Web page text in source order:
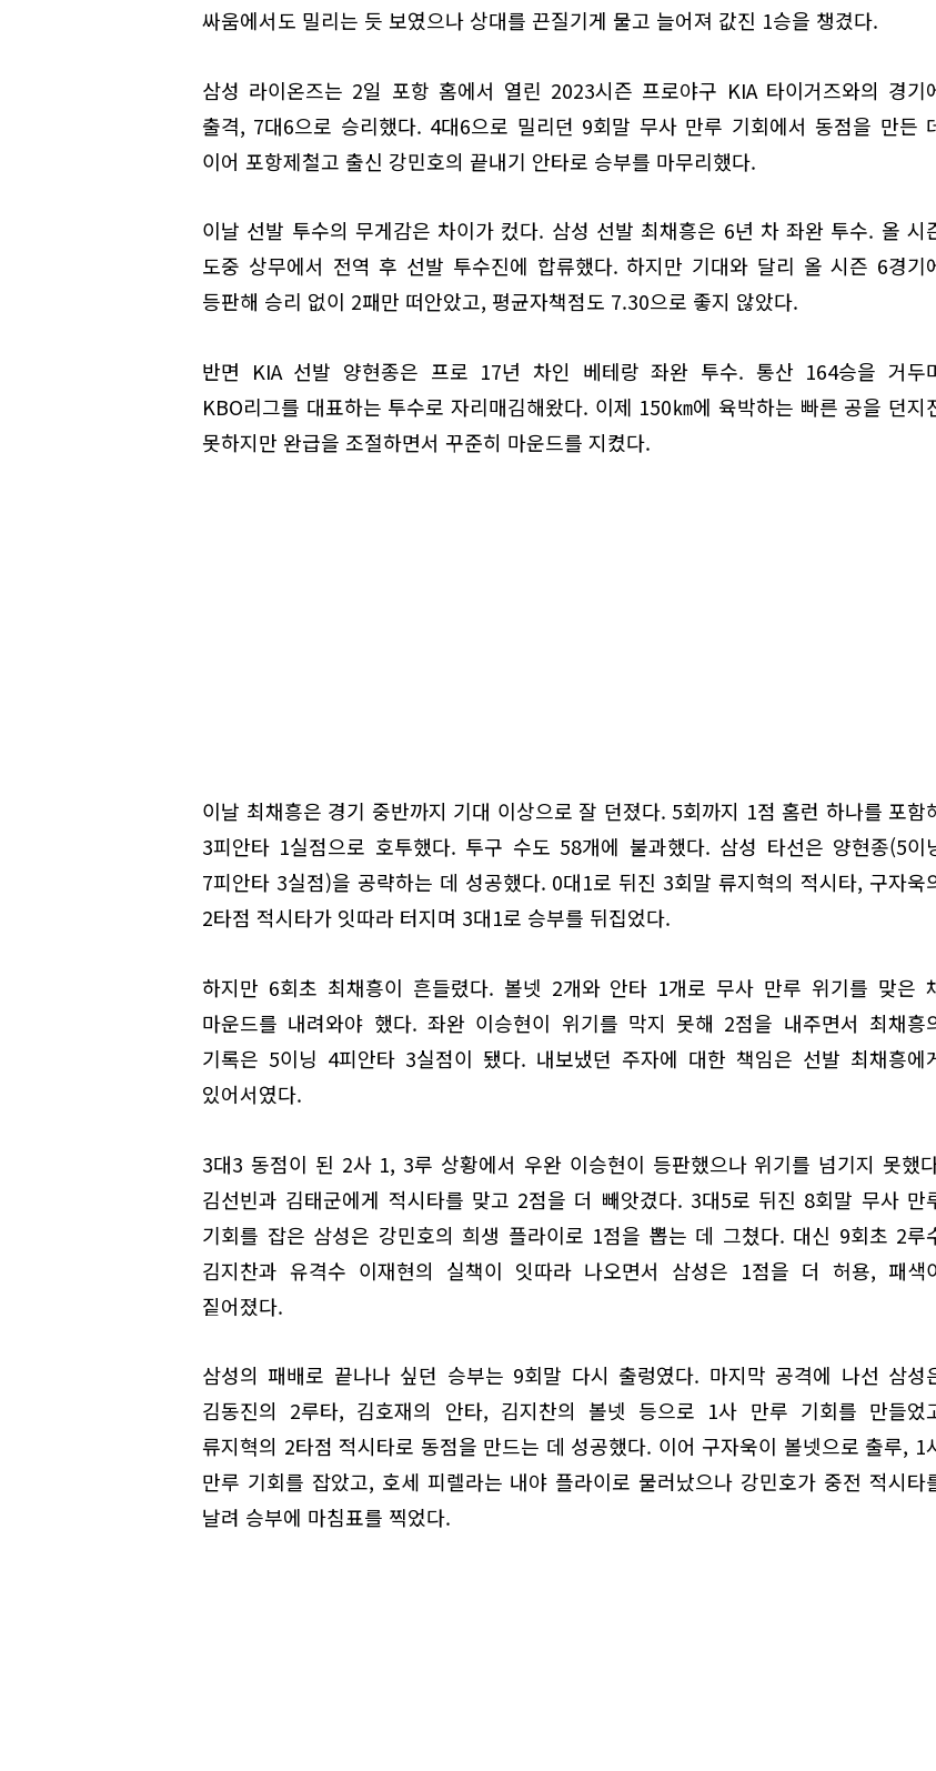
싸움에서도 밀리는 듯 보였으나 상대를 끈질기게 물고 늘어져 값진 1승을 챙겼다.
삼성 라이온즈는 2일 포항 홈에서 열린 2023시즌 프로야구 KIA 타이거즈와의 경기
출격, 7대6으로 승리했다. 4대6으로 밀리던 9회말 무사 만루 기회에서 동점을 만든
이어 포항제철고 출신 강민호의 끝내기 안타로 승부를 마무리했다.
이날 선발 투수의 무게감은 차이가 컸다. 삼성 선발 최채흥은 6년 차 좌완 투수. 올 시
도중 상무에서 전역 후 선발 투수진에 합류했다. 하지만 기대와 달리 올 시즌 6경기
등판해 승리 없이 2패만 떠안았고, 평균자책점도 7.30으로 좋지 않았다.
반면 KIA 선발 양현종은 프로 17년 차인 베테랑 좌완 투수. 통산 164승을 거두
KBO리그를 대표하는 투수로 자리매김해왔다. 이제 150㎞에 육박하는 빠른 공을 던지
못하지만 완급을 조절하면서 꾸준히 마운드를 지켰다.
이날 최채흥은 경기 중반까지 기대 이상으로 잘 던졌다. 5회까지 1점 홈런 하나를 포함
3피안타 1실점으로 호투했다. 투구 수도 58개에 불과했다. 삼성 타선은 양현종(5이
7피안타 3실점)을 공략하는 데 성공했다. 0대1로 뒤진 3회말 류지혁의 적시타, 구자욱
2타점 적시타가 잇따라 터지며 3대1로 승부를 뒤집었다.
하지만 6회초 최채흥이 흔들렸다. 볼넷 2개와 안타 1개로 무사 만루 위기를 맞은
마운드를 내려와야 했다. 좌완 이승현이 위기를 막지 못해 2점을 내주면서 최채흥
기록은 5이닝 4피안타 3실점이 됐다. 내보냈던 주자에 대한 책임은 선발 최채흥에
있어서였다.
3대3 동점이 된 2사 1, 3루 상황에서 우완 이승현이 등판했으나 위기를 넘기지 못했
김선빈과 김태군에게 적시타를 맞고 2점을 더 빼앗겼다. 3대5로 뒤진 8회말 무사 만
기회를 잡은 삼성은 강민호의 희생 플라이로 1점을 뽑는 데 그쳤다. 대신 9회초 2루
김지찬과 유격수 이재현의 실책이 잇따라 나오면서 삼성은 1점을 더 허용, 패색
짙어졌다.
삼성의 패배로 끝나나 싶던 승부는 9회말 다시 출렁였다. 마지막 공격에 나선 삼성
김동진의 2루타, 김호재의 안타, 김지찬의 볼넷 등으로 1사 만루 기회를 만들었
류지혁의 2타점 적시타로 동점을 만드는 데 성공했다. 이어 구자욱이 볼넷으로 출루, 1
만루 기회를 잡았고, 호세 피렐라는 내야 플라이로 물러났으나 강민호가 중전 적시타
날려 승부에 마침표를 찍었다.